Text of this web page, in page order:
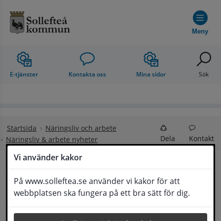
Vi använder kakor
På www.solleftea.se använder vi kakor för att
webbplatsen ska fungera på ett bra sätt för dig.
Meny
E-tjänster Kontakta oss Mina sidor Sök
Startsida
Näringsliv och arbete
Näringsliv & arbete nyheter
Dela Kontakt
Nyhetsbrev v. 41 –
Matat med senaste nytt för och om företag